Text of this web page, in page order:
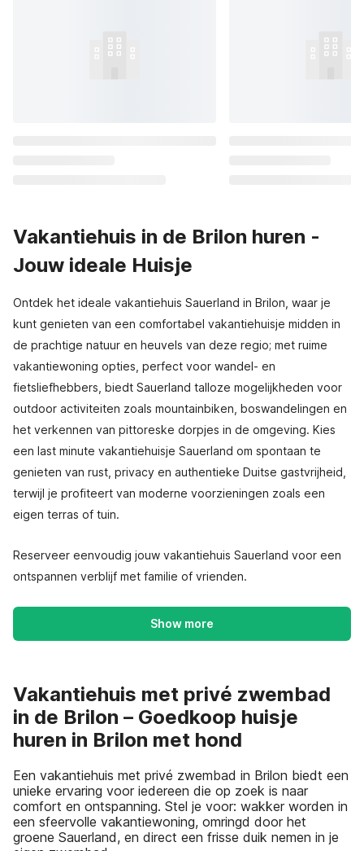
Vakantiehuis in de Brilon huren -
Jouw ideale Huisje
Ontdek het ideale vakantiehuis Sauerland in Brilon, waar je
kunt genieten van een comfortabel vakantiehuisje midden in
de prachtige natuur en heuvels van deze regio; met ruime
vakantiewoning opties, perfect voor wandel- en
fietsliefhebbers, biedt Sauerland talloze mogelijkheden voor
outdoor activiteiten zoals mountainbiken, boswandelingen en
het verkennen van pittoreske dorpjes in de omgeving. Kies
een last minute vakantiehuisje Sauerland om spontaan te
genieten van rust, privacy en authentieke Duitse gastvrijheid,
terwijl je profiteert van moderne voorzieningen zoals een
eigen terras of tuin.
Reserveer eenvoudig jouw vakantiehuis Sauerland voor een
ontspannen verblijf met familie of vrienden.
Show more
Vakantiehuis met privé zwembad
in de Brilon – Goedkoop huisje
huren in Brilon met hond
Een vakantiehuis met privé zwembad in Brilon biedt een
unieke ervaring voor iedereen die op zoek is naar
comfort en ontspanning. Stel je voor: wakker worden in
een sfeervolle vakantiewoning, omringd door het
groene Sauerland, en direct een frisse duik nemen in je